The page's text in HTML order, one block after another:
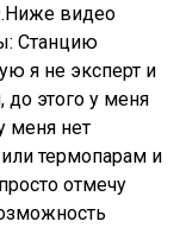
видео
Станцию
я не эксперт и
до этого у меня
меня нет
термопарам и
отмечу